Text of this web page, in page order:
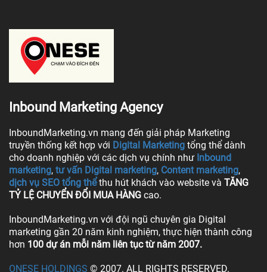
Inbound Marketing Agency
InboundMarketing.vn mang đến giải pháp Marketing
truyền thống kết hợp với Digital Marketing tổng thể dành
cho doanh nghiệp với các dịch vụ chính như Inbound
marketing, tư vấn Digital marketing, Content marketing,
dịch vụ SEO tổng thể thu hút khách vào website và TĂNG
TỶ LỆ CHUYỂN ĐỔI MUA HÀNG cao.
InboundMarketing.vn với đội ngũ chuyên gia Digital
marketing gần 20 năm kinh nghiệm, thực hiện thành công
hơn 100 dự án mỗi năm liên tục từ năm 2007.
ONESE HOLDINGS © 2007. ALL RIGHTS RESERVED.